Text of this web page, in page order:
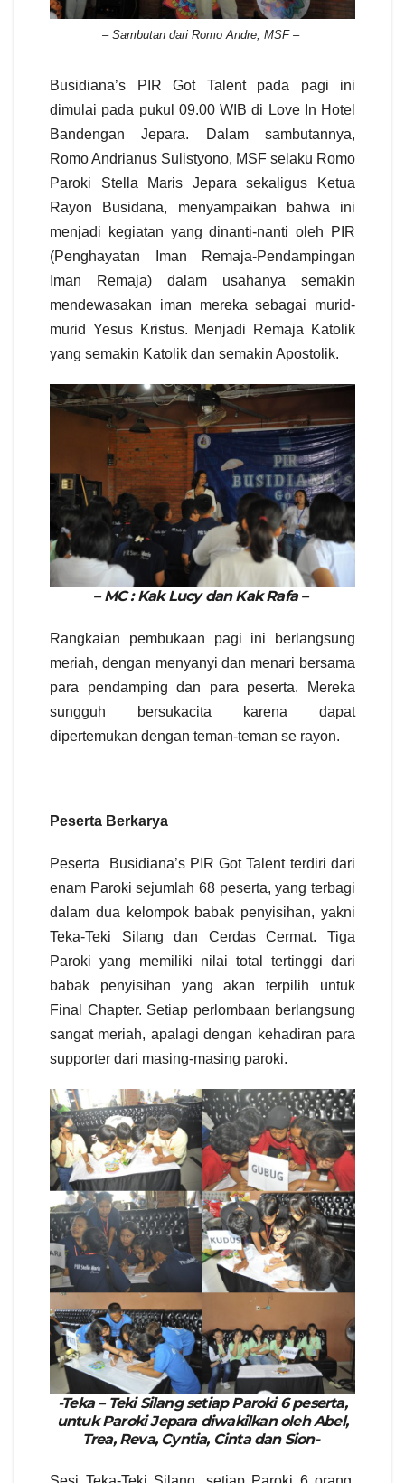
– Sambutan dari Romo Andre, MSF –
Busidiana’s PIR Got Talent pada pagi ini
dimulai pada pukul 09.00 WIB di Love In Hotel
Bandengan Jepara. Dalam sambutannya,
Romo Andrianus Sulistyono, MSF selaku Romo
Paroki Stella Maris Jepara sekaligus Ketua
Rayon Busidana, menyampaikan bahwa ini
menjadi kegiatan yang dinanti-nanti oleh PIR
(Penghayatan Iman Remaja-Pendampingan
Iman Remaja) dalam usahanya semakin
mendewasakan iman mereka sebagai murid-
murid Yesus Kristus. Menjadi Remaja Katolik
yang semakin Katolik dan semakin Apostolik.
– MC : Kak Lucy dan Kak Rafa –
Rangkaian pembukaan pagi ini berlangsung
meriah, dengan menyanyi dan menari bersama
para pendamping dan para peserta. Mereka
sungguh bersukacita karena dapat
dipertemukan dengan teman-teman se rayon.
Peserta Berkarya
Peserta
Busidiana’s PIR Got Talent terdiri dari
enam Paroki sejumlah 68 peserta, yang terbagi
dalam dua kelompok babak penyisihan, yakni
Teka-Teki Silang dan Cerdas Cermat. Tiga
Paroki yang memiliki nilai total tertinggi dari
babak penyisihan yang akan terpilih untuk
Final Chapter. Setiap perlombaan berlangsung
sangat meriah, apalagi dengan kehadiran para
supporter dari masing-masing paroki.
-Teka – Teki Silang setiap Paroki 6 peserta,
untuk Paroki Jepara diwakilkan oleh Abel,
Trea, Reva, Cyntia, Cinta dan Sion-